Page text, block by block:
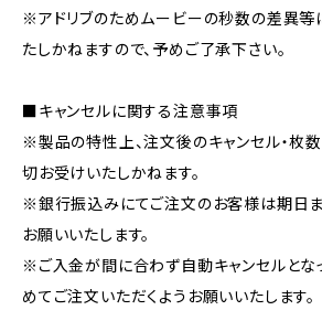
※アドリブのためムービーの秒数の差異等
たしかねますので、予めご了承下さい。
■キャンセルに関する注意事項
※製品の特性上、注文後のキャンセル・枚
切お受けいたしかねます。
※銀行振込みにてご注文のお客様は期日ま
お願いいたします。
※ご入金が間に合わず自動キャンセルとな
めてご注文いただくようお願いいたします。